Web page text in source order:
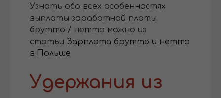
Узнать обо всех особенностях
выплаты заработной платы
брутто / нетто можно из
статьи Зарплата брутто и нетто
в Польше
Удержания из